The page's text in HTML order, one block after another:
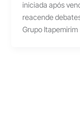
iniciada após
reacende
Grupo Itapemirim